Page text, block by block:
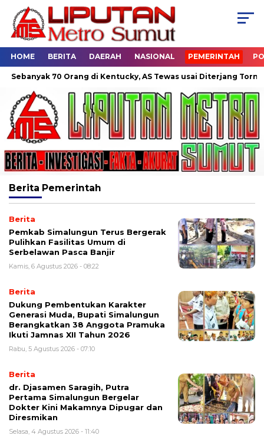
HOME BERITA DAERAH NASIONAL PEMERINTAH
70 Orang di Kentucky, AS Tewas usai Diterjang Tornado
Berita Pemerintah
Berita
Pemkab Simalungun Terus Bergerak
Pulihkan Fasilitas Umum di
Serbelawan Pasca Banjir
Kamis, 6 Agustus 2026 - 08:22
Berita
Dukung Pembentukan Karakter
Generasi Muda, Bupati Simalungun
Berangkatkan 38 Anggota Pramuka
Ikuti Jamnas XII Tahun 2026
Rabu, 5 Agustus 2026 - 07:10
Berita
dr. Djasamen Saragih, Putra
Pertama Simalungun Bergelar
Dokter Kini Makamnya Dipugar dan
Diresmikan
Selasa, 4 Agustus 2026 - 11:40